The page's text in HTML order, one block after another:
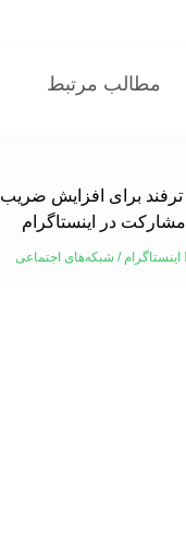
مطالب مرتبط
۱۰ ترفند برای افزایش ضریب
مشارکت در اینستاگرام
اینستاگرام / شبکه‌های اجتماعی